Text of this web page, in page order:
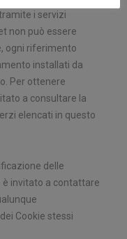
i servizi
non può essere
ogni riferimento
installati da
Per ottenere
a consultare la
elencati in questo
delle
è invitato a contattare
Cookie stessi